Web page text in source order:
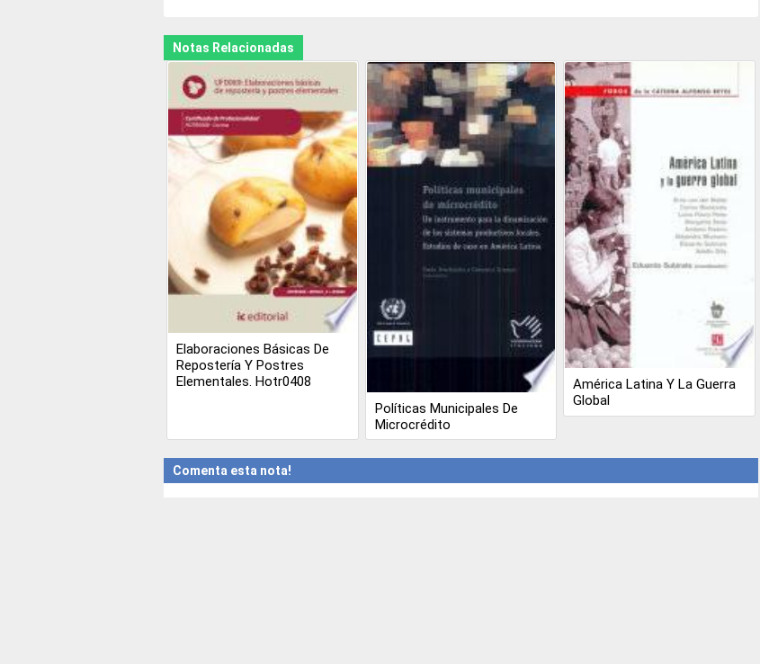
Notas Relacionadas
Elaboraciones Básicas De
Repostería Y Postres
Elementales. Hotr0408
Políticas Municipales De
Microcrédito
América Latina Y La Guerra
Global
Comenta esta nota!